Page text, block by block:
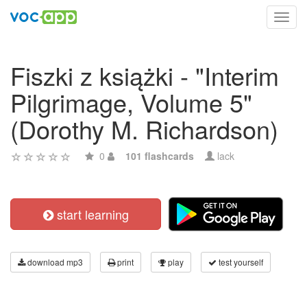
Fiszki z książki - "Interim
Pilgrimage, Volume 5"
(Dorothy M. Richardson)
0 101 flashcards lack
start learning
download mp3 print play test yourself